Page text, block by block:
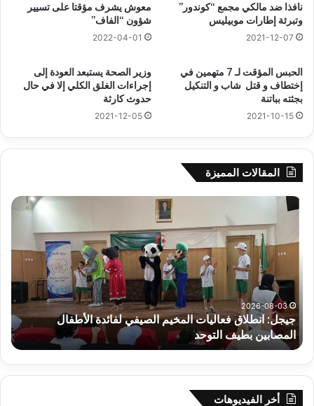
نافذا ضد مالكي مجمع “كوندور”
وتبرئة إطارات موبيليس
2021-12-07
معوش يشرف مؤقتا على تسيير
شؤون “الفاف”
2022-04-01
الحبس المؤقت لـ 7 متهمين في
إختطاف و قتل شاب و التنكيل
بجثته بباتنة
2021-10-15
وزير الصحة يستبعد العودة إلى
إجراءات الغلق الكلي إلا في حال
حدوث كارثة
2021-12-05
المقالات المميزة
جيجل:
المخيم
لفائدة
الأطفال
المصابين
بطيف
التوحد
2026-08-03
جيجل: انطلاق فعاليات المخيم الصيفي لفائدة الأطفال
المصابين بطيف التوحد
أخر الفيديوهات